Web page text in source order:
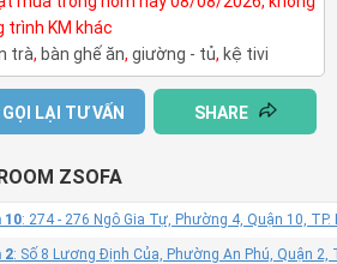
trình KM khác
trà, bàn ghế ăn, giường - tủ, kệ tivi
GỌI LẠI TƯ VẤN SHARE
ZSOFA
10: 274 - 276 Ngô Gia Tự, Phường 4, Quận 10, TP.
2: Số 8 Lương Định Của, Phường An Phú, Quận 2,